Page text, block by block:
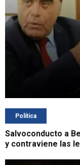
Política
Salvoconducto a
y contraviene las